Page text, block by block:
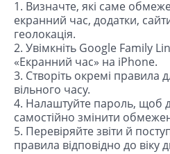
1. Визначте, які саме
екранний час, додатки,
геолокація.
2. Увімкніть Google Family
«Екранний час» на iPhone.
3. Створіть окремі правила
вільного часу.
4. Налаштуйте пароль, щоб
самостійно змінити
5. Перевіряйте звіти й
правила відповідно до віку